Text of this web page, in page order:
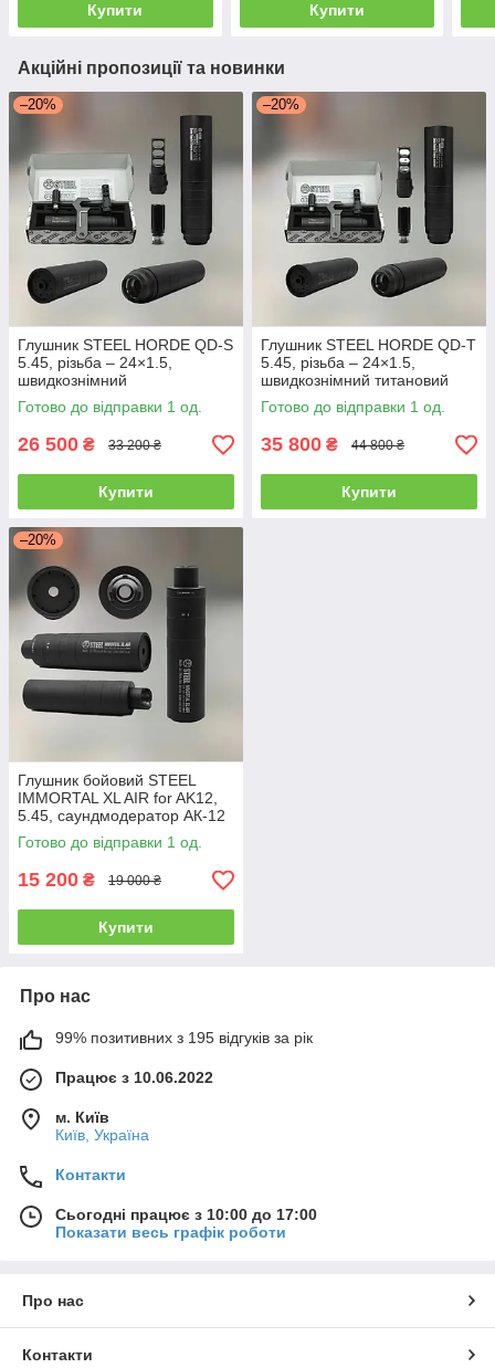
Купити Купити
Акційні пропозиції та новинки
–20%
Глушник STEEL HORDE QD-S
5.45, різьба – 24×1.5,
швидкознімний
саундмодератор, ПБС
Готово до відправки 1 од.
26 500 ₴ 33 200 ₴
Купити
–20%
Глушник STEEL HORDE QD-T
5.45, різьба – 24×1.5,
швидкознімний титановий
саундмодератор
Готово до відправки 1 од.
35 800 ₴ 44 800 ₴
Купити
–20%
Глушник бойовий STEEL
IMMORTAL XL AIR for AK12,
5.45, саундмодератор АК-12
Готово до відправки 1 од.
15 200 ₴ 19 000 ₴
Купити
Про нас
99% позитивних з 195 відгуків за рік
Працює з 10.06.2022
м. Київ
Київ, Україна
Контакти
Сьогодні працює з 10:00 до 17:00
Показати весь графік роботи
Про нас
Контакти